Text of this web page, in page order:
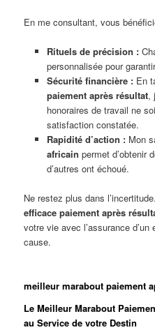
En me consultant, vous
Rituels de précision :
personnalisée pour
Sécurité financière :En
paiement après résultat,
honoraires de travail ne
satisfaction constatée.
Rapidité d’action :Mon
africain permet d’obtenir
d’autres ont échoué.
Ne restez plus dans
efficace paiement après
votre vie avec l’assurance
cause.
meilleur marabout paiement
Le Meilleur Marabout
au Service de votre Destin